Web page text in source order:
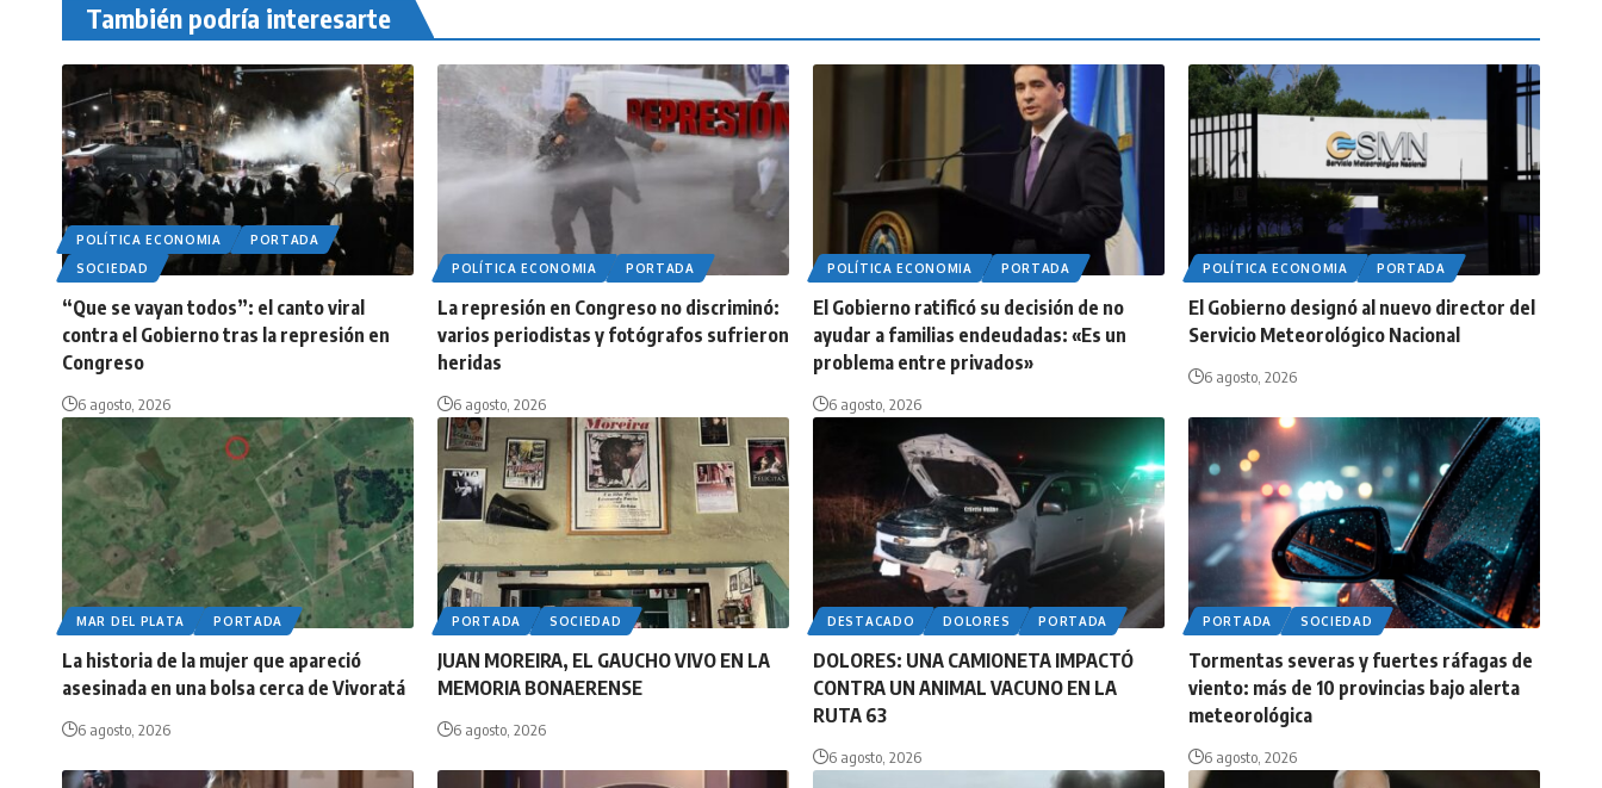
También podría interesarte
POLÍTICA ECONOMIA
PORTADA
SOCIEDAD
“Que se vayan todos”: el canto viral
contra el Gobierno tras la represión en
Congreso
6 agosto, 2026
POLÍTICA ECONOMIA PORTADA
La represión en Congreso no discriminó:
varios periodistas y fotógrafos sufrieron
heridas
6 agosto, 2026
POLÍTICA ECONOMIA PORTADA
El Gobierno ratificó su decisión de no
ayudar a familias endeudadas: «Es un
problema entre privados»
6 agosto, 2026
POLÍTICA ECONOMIA PORTADA
El Gobierno designó al nuevo director del
Servicio Meteorológico Nacional
6 agosto, 2026
MAR DEL PLATA PORTADA
La historia de la mujer que apareció
asesinada en una bolsa cerca de Vivoratá
6 agosto, 2026
PORTADA SOCIEDAD
JUAN MOREIRA, EL GAUCHO VIVO EN LA
MEMORIA BONAERENSE
6 agosto, 2026
DESTACADO DOLORES PORTADA
DOLORES: UNA CAMIONETA IMPACTÓ
CONTRA UN ANIMAL VACUNO EN LA
RUTA 63
6 agosto, 2026
PORTADA SOCIEDAD
Tormentas severas y fuertes ráfagas de
viento: más de 10 provincias bajo alerta
meteorológica
6 agosto, 2026